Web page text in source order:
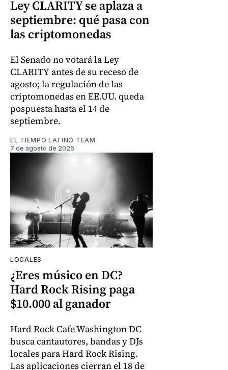
Ley CLARITY se aplaza a
septiembre: qué pasa con
las criptomonedas
El Senado no votará la Ley
CLARITY antes de su receso de
agosto; la regulación de las
criptomonedas en EE.UU. queda
pospuesta hasta el 14 de
septiembre.
EL TIEMPO LATINO TEAM
7 de agosto de 2026
LOCALES
¿Eres músico en DC?
Hard Rock Rising paga
$10.000 al ganador
Hard Rock Cafe Washington DC
busca cantautores, bandas y DJs
locales para Hard Rock Rising.
Las aplicaciones cierran el 18 de